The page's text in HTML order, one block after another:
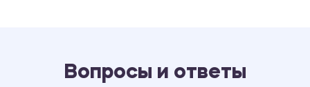
Вопросы и ответы